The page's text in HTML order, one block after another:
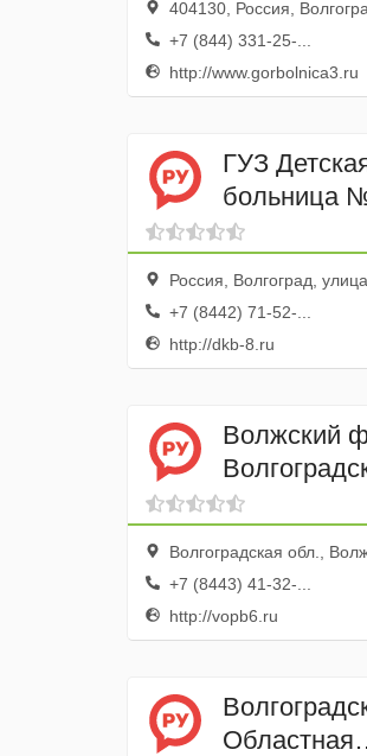
404130, Россия, Волгоградская область,
+7 (844) 331-25-...
http://www.gorbolnica3.ru
ГУЗ
больница
отделение
Россия, Волгоград, улица
+7 (8442) 71-52-...
http://dkb-8.ru
Волжский
областная
больница
Волгоградская обл., Волжский
+7 (8443) 41-32-...
http://vopb6.ru
Областная